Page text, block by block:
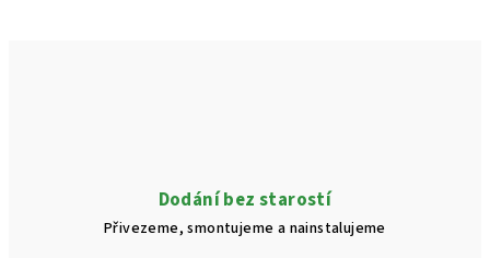
Dodání bez starostí
Přivezeme, smontujeme a nainstalujeme